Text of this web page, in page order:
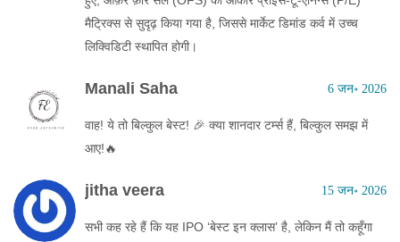
मैट्रिक्स से सुदृढ़ किया गया है, जिससे मार्केट डिमांड कर्व में उच्च
लिक्विडिटी स्थापित होगी।
Manali Saha 6 जन॰ 2026
वाह! ये तो बिल्कुल बेस्ट! 🎉 क्या शानदार टर्म्स हैं, बिल्कुल समझ में
आए!🔥
jitha veera 15 जन॰ 2026
सभी कह रहे हैं कि यह IPO ‘बेस्ट इन क्लास’ है, लेकिन मैं तो कहूँगा